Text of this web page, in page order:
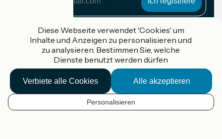
DE
Adresse
Gefördert im Rahmen von Destination France
Accueil Vélo Pro
Kontakt
Rechtliche Informationen
Diese Webseite verwendet 'Cookies' um
Inhalte und Anzeigen zu personalisieren und
zu analysieren. Bestimmen Sie, welche
Dienste benutzt werden dürfen
Alle akzeptieren
Verbiete alle Cookies
Personalisieren